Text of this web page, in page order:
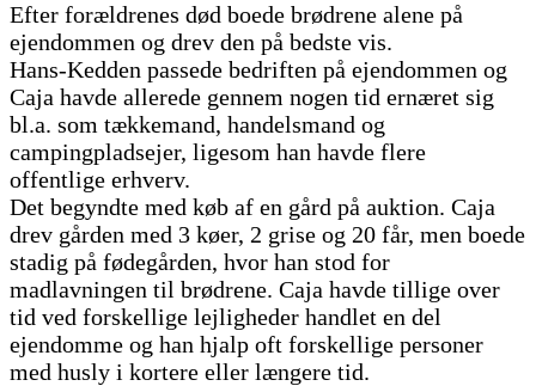
Efter forældrenes død boede brødrene alene på
ejendommen og drev den på bedste vis.
Hans-Kedden passede bedriften på ejendommen og
Caja havde allerede gennem nogen tid ernæret sig
bl.a. som tækkemand, handelsmand og
campingpladsejer, ligesom han havde flere
offentlige erhverv.
Det begyndte med køb af en gård på auktion. Caja
drev gården med 3 køer, 2 grise og 20 får, men boede
stadig på fødegården, hvor han stod for
madlavningen til brødrene. Caja havde tillige over
tid ved forskellige lejligheder handlet en del
ejendomme og han hjalp oft forskellige personer
med husly i kortere eller længere tid.